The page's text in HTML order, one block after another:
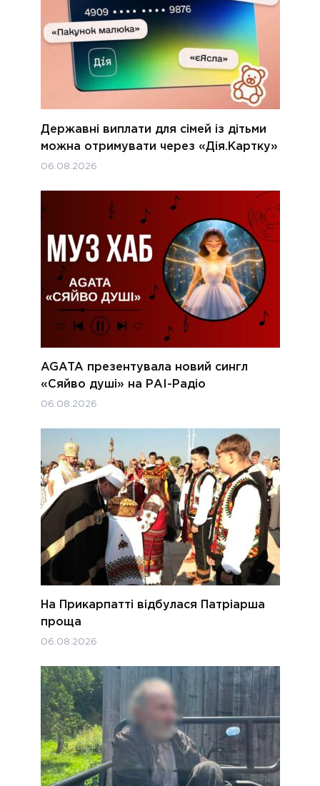
Державні виплати для сімей із дітьми
можна отримувати через «Дія.Картку»
06.08.2026
AGATA презентувала новий сингл
«Сяйво душі» на РАІ-Радіо
06.08.2026
На Прикарпатті відбулася Патріарша
проща
06.08.2026